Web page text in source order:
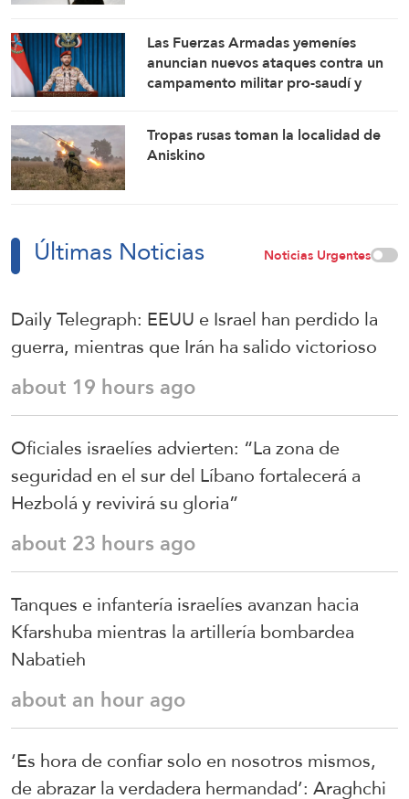
Las Fuerzas Armadas yemeníes
anuncian nuevos ataques contra un
campamento militar pro-saudí y
asedio y escalada por escalada
Tropas rusas toman la localidad de
Aniskino
Últimas Noticias Noticias Urgentes
Daily Telegraph: EEUU e Israel han perdido la
guerra, mientras que Irán ha salido victorioso
about 19 hours ago
Oficiales israelíes advierten: “La zona de
seguridad en el sur del Líbano fortalecerá a
Hezbolá y revivirá su gloria”
about 23 hours ago
Tanques e infantería israelíes avanzan hacia
Kfarshuba mientras la artillería bombardea
Nabatieh
about an hour ago
‘Es hora de confiar solo en nosotros mismos,
de abrazar la verdadera hermandad’: Araghchi